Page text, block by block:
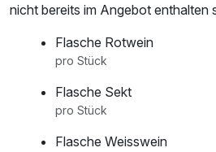
nicht bereits im Angebot enthalten
Flasche Rotwein
pro Stück
Flasche Sekt
pro Stück
Flasche Weisswein